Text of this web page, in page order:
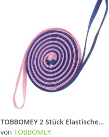
TOBBOMEY 2 Stück Elastisches Springseil Fitness Sportgerät Leichtes Langlebiges Trainingsseil Für Drinnen und Draußen Verbessert Gesundheit und Koordination Farben Zufällig
von TOBBOMEY